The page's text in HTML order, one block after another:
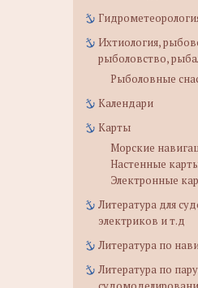
Ихтиология,
рыболовство,
Рыболовные
Календари
Карты
Морские
Настенные
Электронные
Литература для
электриков и т.д
Литература по
Литература по